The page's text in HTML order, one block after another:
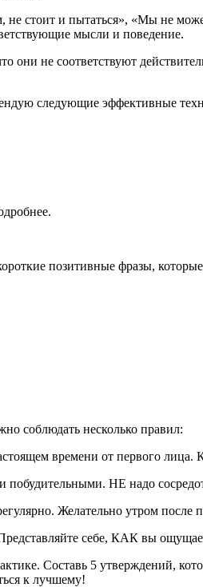
не стоит и пытаться», «Мы не
мысли и поведение.
они не соответствуют
следующие эффективные
позитивные фразы,
соблюдать несколько правил:
времени от первого
НЕ надо
Желательно утром
себе, КАК вы
Составь 5 утверждений,
к лучшему!